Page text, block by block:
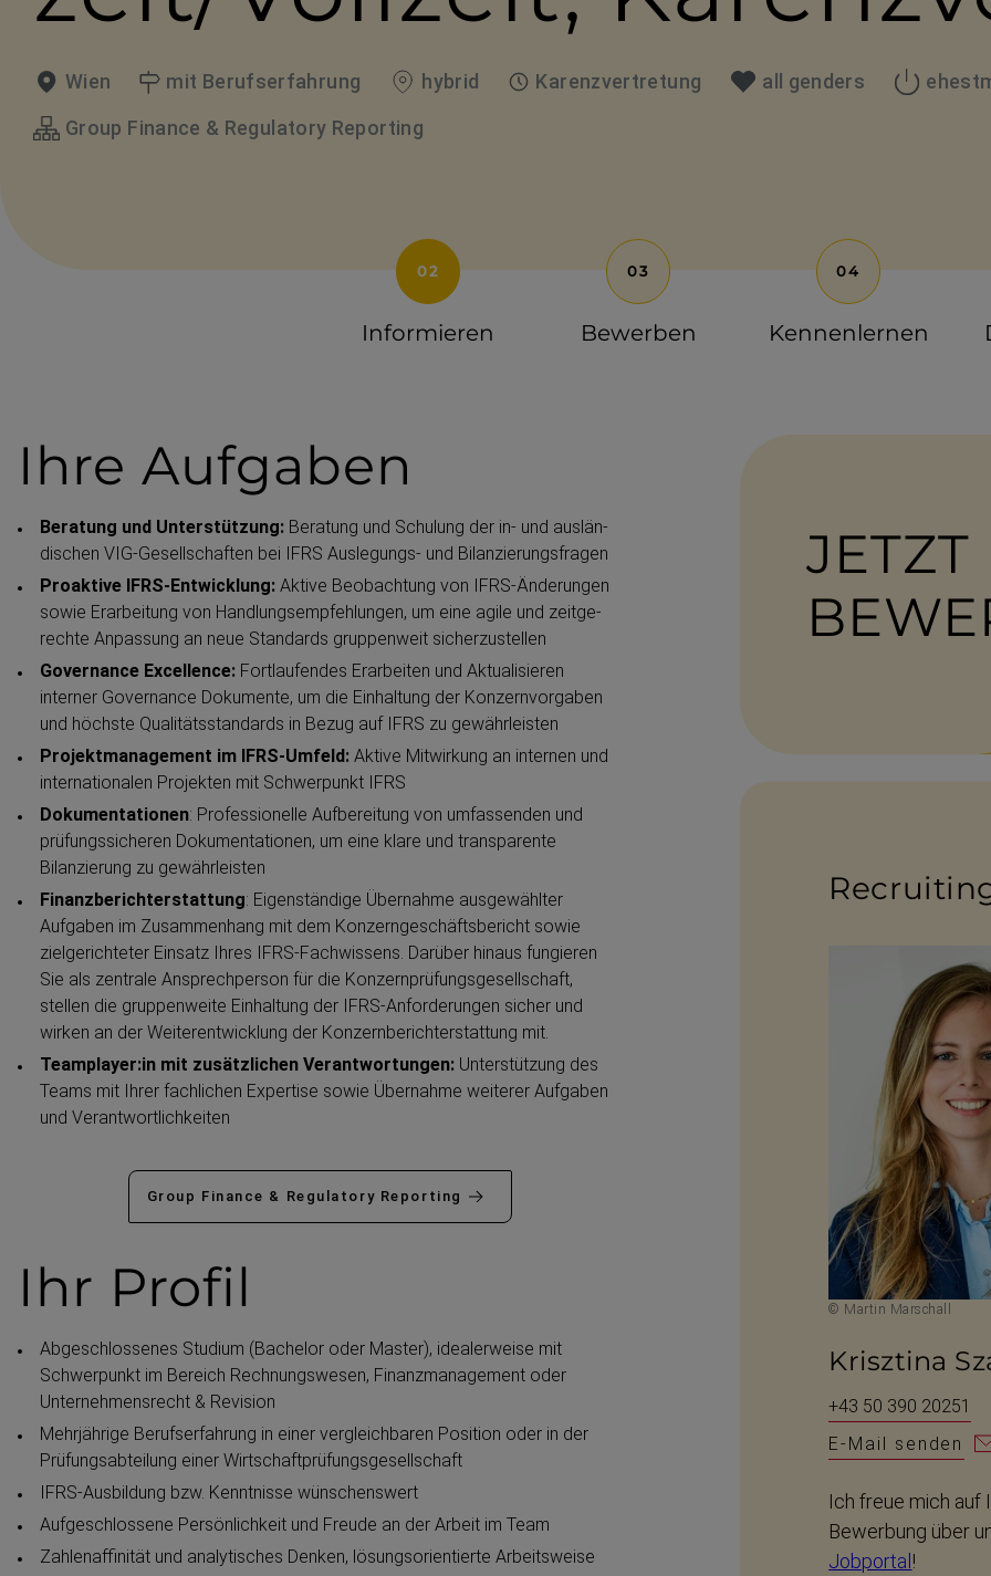
Stadt
Wien
Dienstalter
mit Berufserfahrung
Arbeitsmodus
hybrid
Positionstyp
Karenzvertretung
Geschlecht
all genders
Startdatum
Group Finance & Regulatory Reporting
A
v
e
r
S
c
h
r
i
t
t
Informieren Bewerben Kennen­lernen
Ihre Aufgaben
Beratung und Unterstützung: Beratung und Schulung der in- und auslän­
dischen VIG-​Gesellschaften bei IFRS Auslegungs- und Bilanzie­rungs­fragen
Proaktive IFRS-​Entwicklung: Aktive Beobachtung von IFRS-​Änderungen
sowie Erarbeitung von Handlungs­emp­feh­lungen, um eine agile und zeitge­
rechte Anpassung an neue Standards gruppenweit sicher­zu­stellen
Governance Excellence: Fortlau­fendes Erarbeiten und Aktuali­sieren
interner Governance Dokumente, um die Einhaltung der Konzern­vorgaben
und höchste Qualitäts­standards in Bezug auf IFRS zu gewähr­leisten
Projekt­ma­nagement im IFRS-Umfeld: Aktive Mitwirkung an internen und
interna­ti­onalen Projekten mit Schwerpunkt IFRS
Dokumen­ta­tionen: Profes­si­onelle Aufbereitung von umfassenden und
prüfungs­si­cheren Dokumen­ta­tionen, um eine klare und transparente
Bilanzierung zu gewähr­leisten
Finanz­be­richt­erstattung: Eigenständige Übernahme ausgewählter
Aufgaben im Zusammenhang mit dem Konzern­ge­schäfts­bericht sowie
zielge­richteter Einsatz Ihres IFRS-​Fachwissens. Darüber hinaus fungieren
Sie als zentrale Ansprech­person für die Konzern­prü­fungs­ge­sell­schaft,
stellen die gruppenweite Einhaltung der IFRS-​Anforderungen sicher und
wirken an der Weiter­ent­wicklung der Konzern­be­richt­erstattung mit.
Teamplayer:in mit zusätz­lichen Verant­wor­tungen: Unterstützung des
Teams mit Ihrer fachlichen Expertise sowie Übernahme weiterer Aufgaben
und Verant­wort­lich­keiten
Group Finance & Regulatory Reporting
Ihr Profil
Abgeschlossenes Studium (Bachelor oder Master), idealerweise mit
Schwerpunkt im Bereich Rechnungswesen, Finanz­ma­nagement oder
Unterneh­mensrecht & Revision
Mehrjährige Berufs­er­fahrung in einer vergleichbaren Position oder in der
Prüfungs­ab­teilung einer Wirtschaft­prü­fungs­ge­sell­schaft
IFRS-​Ausbildung bzw. Kenntnisse wünschenswert
Aufgeschlossene Persön­lichkeit und Freude an der Arbeit im Team
Zahlen­af­finität und analytisches Denken, lösungs­ori­en­tierte Arbeitsweise
JETZT
© Martin Marschall
Krisztina
+43 50 390 20251
E-Mail senden
Ich freue mich auf
Bewerbung über
Jobportal!